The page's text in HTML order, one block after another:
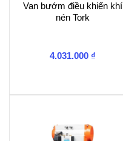
Van bướm điều khiển khí
nén Tork
4.031.000 ₫